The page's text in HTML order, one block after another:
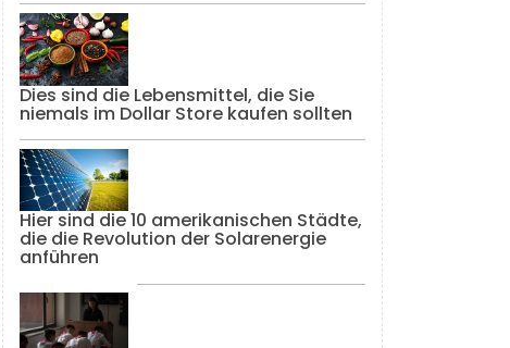
Dies sind die Lebensmittel, die Sie
niemals im Dollar Store kaufen sollten
Hier sind die 10 amerikanischen Städte,
die die Revolution der Solarenergie
anführen